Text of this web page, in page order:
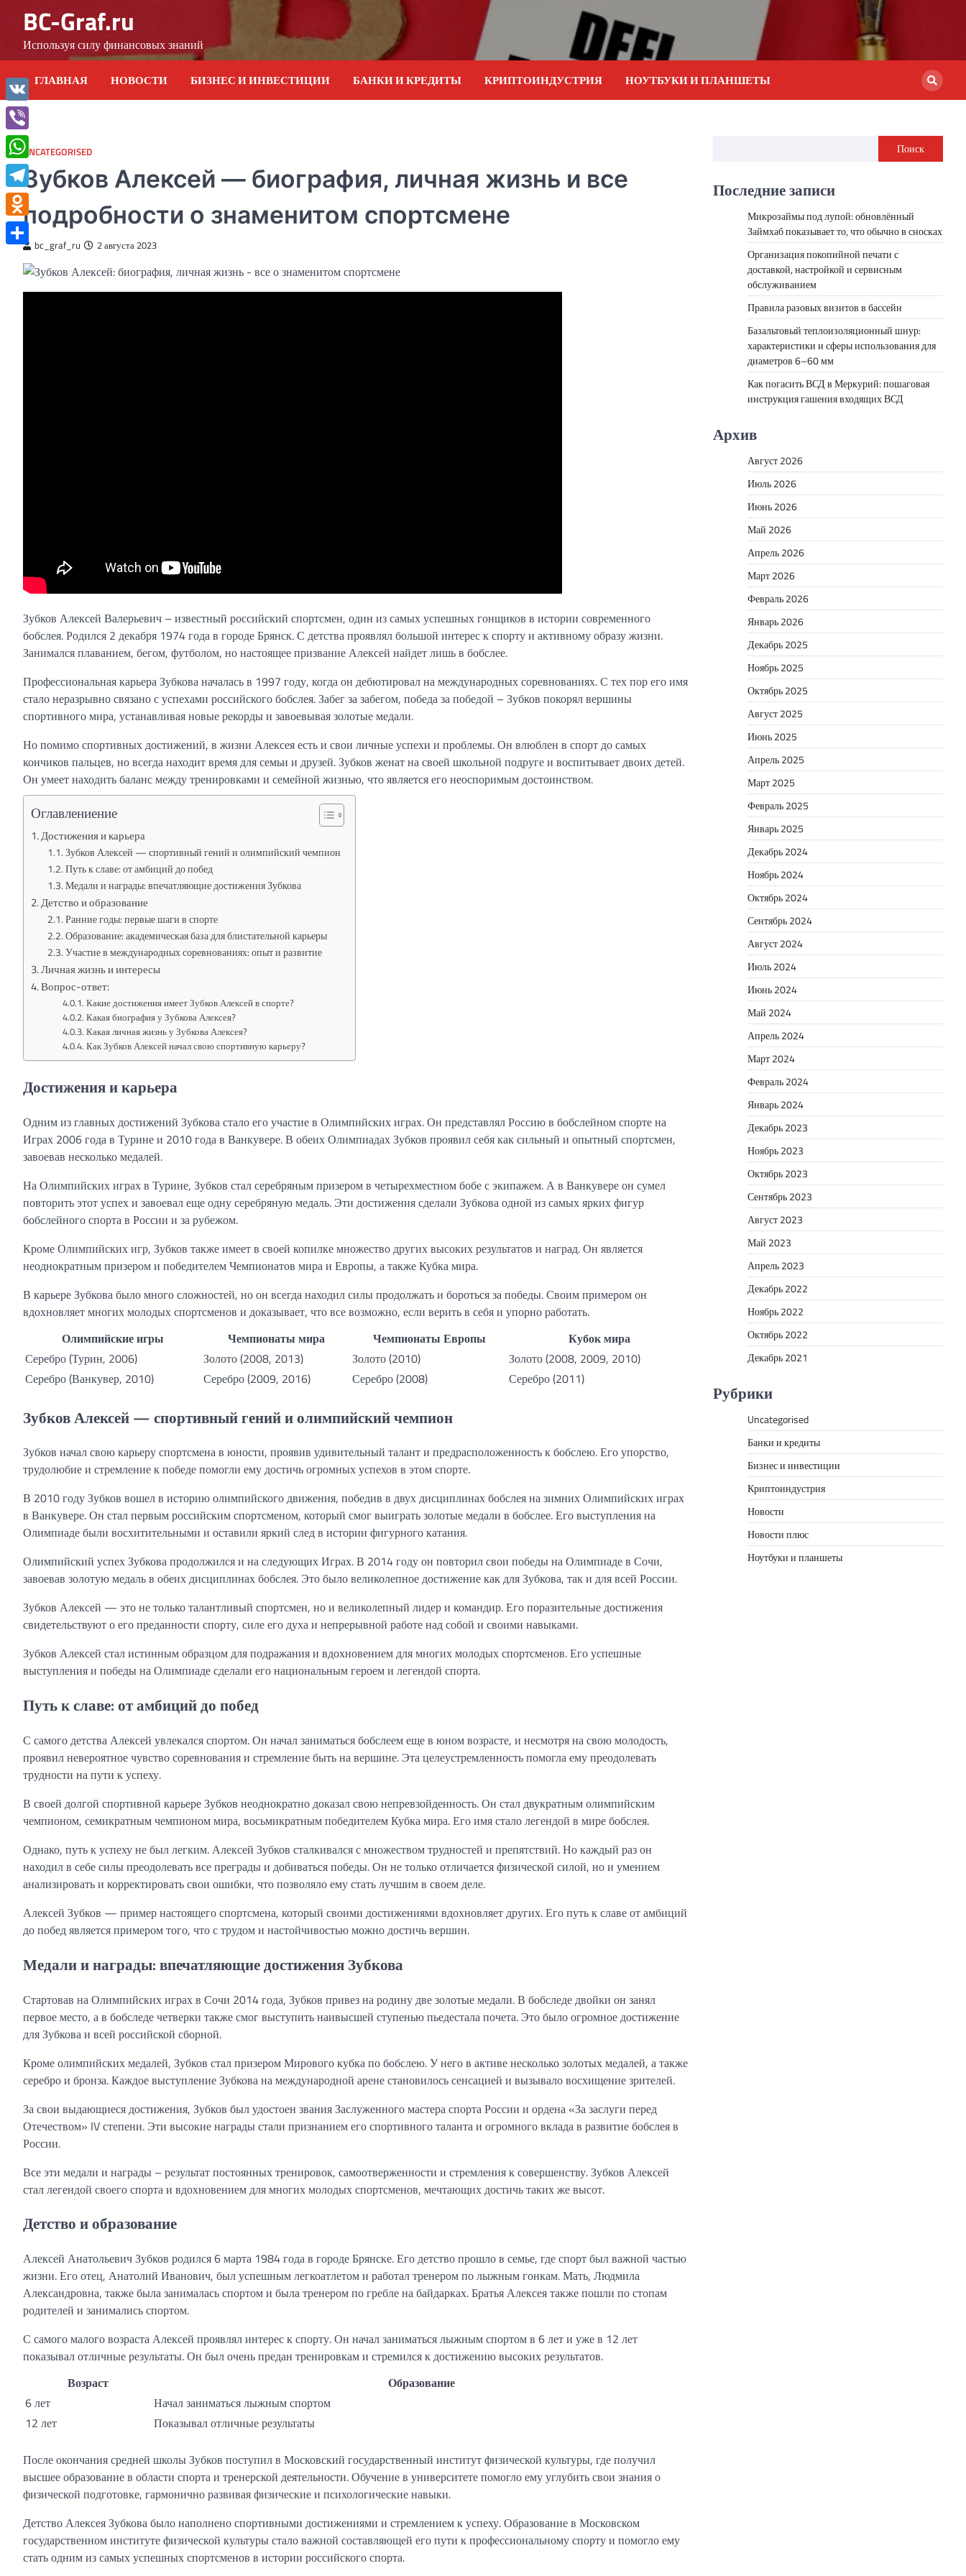
content
BC-Graf.ru
Используя силу финансовых знаний
ГЛАВНАЯ НОВОСТИ БИЗНЕС И ИНВЕСТИЦИИ БАНКИ И КРЕДИТЫ КРИПТОИНДУСТРИЯ НОУТБУКИ И ПЛАНШЕТЫ
UNCATEGORISED
Зубков Алексей — биография, личная жизнь и все
подробности о знаменитом спортсмене
bc_graf_ru 2 августа 2023
Зубков Алексей Валерьевич – известный российский спортсмен, один из самых успешных гонщиков в истории современного
бобслея. Родился 2 декабря 1974 года в городе Брянск. С детства проявлял большой интерес к спорту и активному образу жизни.
Занимался плаванием, бегом, футболом, но настоящее призвание Алексей найдет лишь в бобслее.
Профессиональная карьера Зубкова началась в 1997 году, когда он дебютировал на международных соревнованиях. С тех пор его имя
стало неразрывно связано с успехами российского бобслея. Забег за забегом, победа за победой – Зубков покорял вершины
спортивного мира, устанавливая новые рекорды и завоевывая золотые медали.
Но помимо спортивных достижений, в жизни Алексея есть и свои личные успехи и проблемы. Он влюблен в спорт до самых
кончиков пальцев, но всегда находит время для семьи и друзей. Зубков женат на своей школьной подруге и воспитывает двоих детей.
Он умеет находить баланс между тренировками и семейной жизнью, что является его неоспоримым достоинством.
Оглавлениение
Достижения и карьера
Зубков Алексей — спортивный гений и олимпийский чемпион
Путь к славе: от амбиций до побед
Медали и награды: впечатляющие достижения Зубкова
Детство и образование
Ранние годы: первые шаги в спорте
Образование: академическая база для блистательной карьеры
Участие в международных соревнованиях: опыт и развитие
Личная жизнь и интересы
Вопрос-ответ:
Какие достижения имеет Зубков Алексей в спорте?
Какая биография у Зубкова Алексея?
Какая личная жизнь у Зубкова Алексея?
Как Зубков Алексей начал свою спортивную карьеру?
Достижения и карьера
Одним из главных достижений Зубкова стало его участие в Олимпийских играх. Он представлял Россию в бобслейном спорте на
Играх 2006 года в Турине и 2010 года в Ванкувере. В обеих Олимпиадах Зубков проявил себя как сильный и опытный спортсмен,
завоевав несколько медалей.
На Олимпийских играх в Турине, Зубков стал серебряным призером в четырехместном бобе с экипажем. А в Ванкувере он сумел
повторить этот успех и завоевал еще одну серебряную медаль. Эти достижения сделали Зубкова одной из самых ярких фигур
бобслейного спорта в России и за рубежом.
Кроме Олимпийских игр, Зубков также имеет в своей копилке множество других высоких результатов и наград. Он является
неоднократным призером и победителем Чемпионатов мира и Европы, а также Кубка мира.
В карьере Зубкова было много сложностей, но он всегда находил силы продолжать и бороться за победы. Своим примером он
вдохновляет многих молодых спортсменов и доказывает, что все возможно, если верить в себя и упорно работать.
Олимпийские игры
Чемпионаты мира Чемпионаты Европы
Кубок мира
Серебро (Турин, 2006)
Золото (2008, 2013) Золото (2010)
Золото (2008, 2009, 2010)
Серебро (Ванкувер, 2010)
Серебро (2009, 2016) Серебро (2008) Серебро (2011)
Зубков Алексей — спортивный гений и олимпийский чемпион
Зубков начал свою карьеру спортсмена в юности, проявив удивительный талант и предрасположенность к бобслею. Его упорство,
трудолюбие и стремление к победе помогли ему достичь огромных успехов в этом спорте.
В 2010 году Зубков вошел в историю олимпийского движения, победив в двух дисциплинах бобслея на зимних Олимпийских играх
в Ванкувере. Он стал первым российским спортсменом, который смог выиграть золотые медали в бобслее. Его выступления на
Олимпиаде были восхитительными и оставили яркий след в истории фигурного катания.
Олимпийский успех Зубкова продолжился и на следующих Играх. В 2014 году он повторил свои победы на Олимпиаде в Сочи,
завоевав золотую медаль в обеих дисциплинах бобслея. Это было великолепное достижение как для Зубкова, так и для всей России.
Зубков Алексей — это не только талантливый спортсмен, но и великолепный лидер и командир. Его поразительные достижения
свидетельствуют о его преданности спорту, силе его духа и непрерывной работе над собой и своими навыками.
Зубков Алексей стал истинным образцом для подражания и вдохновением для многих молодых спортсменов. Его успешные
выступления и победы на Олимпиаде сделали его национальным героем и легендой спорта.
Путь к славе: от амбиций до побед
С самого детства Алексей увлекался спортом. Он начал заниматься бобслеем еще в юном возрасте, и несмотря на свою молодость,
проявил невероятное чувство соревнования и стремление быть на вершине. Эта целеустремленность помогла ему преодолевать
трудности на пути к успеху.
В своей долгой спортивной карьере Зубков неоднократно доказал свою непревзойденность. Он стал двукратным олимпийским
чемпионом, семикратным чемпионом мира, восьмикратным победителем Кубка мира. Его имя стало легендой в мире бобслея.
Однако, путь к успеху не был легким. Алексей Зубков сталкивался с множеством трудностей и препятствий. Но каждый раз он
находил в себе силы преодолевать все преграды и добиваться победы. Он не только отличается физической силой, но и умением
анализировать и корректировать свои ошибки, что позволяло ему стать лучшим в своем деле.
Алексей Зубков — пример настоящего спортсмена, который своими достижениями вдохновляет других. Его путь к славе от амбиций
до побед является примером того, что с трудом и настойчивостью можно достичь вершин.
Медали и награды: впечатляющие достижения Зубкова
Стартовав на Олимпийских играх в Сочи 2014 года, Зубков привез на родину две золотые медали. В бобследе двойки он занял
первое место, а в бобследе четверки также смог выступить наивысшей ступенью пьедестала почета. Это было огромное достижение
для Зубкова и всей российской сборной.
Кроме олимпийских медалей, Зубков стал призером Мирового кубка по бобслею. У него в активе несколько золотых медалей, а также
серебро и бронза. Каждое выступление Зубкова на международной арене становилось сенсацией и вызывало восхищение зрителей.
За свои выдающиеся достижения, Зубков был удостоен звания Заслуженного мастера спорта России и ордена «За заслуги перед
Отечеством» IV степени. Эти высокие награды стали признанием его спортивного таланта и огромного вклада в развитие бобслея в
России.
Все эти медали и награды – результат постоянных тренировок, самоотверженности и стремления к совершенству. Зубков Алексей
стал легендой своего спорта и вдохновением для многих молодых спортсменов, мечтающих достичь таких же высот.
Детство и образование
Алексей Анатольевич Зубков родился 6 марта 1984 года в городе Брянске. Его детство прошло в семье, где спорт был важной частью
жизни. Его отец, Анатолий Иванович, был успешным легкоатлетом и работал тренером по лыжным гонкам. Мать, Людмила
Александровна, также была занималась спортом и была тренером по гребле на байдарках. Братья Алексея также пошли по стопам
родителей и занимались спортом.
С самого малого возраста Алексей проявлял интерес к спорту. Он начал заниматься лыжным спортом в 6 лет и уже в 12 лет
показывал отличные результаты. Он был очень предан тренировкам и стремился к достижению высоких результатов.
Возраст
Образование
6 лет
Начал заниматься лыжным спортом
12 лет
Показывал отличные результаты
После окончания средней школы Зубков поступил в Московский государственный институт физической культуры, где получил
высшее образование в области спорта и тренерской деятельности. Обучение в университете помогло ему углубить свои знания о
физической подготовке, гармонично развивая физические и психологические навыки.
Детство Алексея Зубкова было наполнено спортивными достижениями и стремлением к успеху. Образование в Московском
государственном институте физической культуры стало важной составляющей его пути к профессиональному спорту и помогло ему
стать одним из самых успешных спортсменов в истории российского спорта.
Поиск
Последние записи
Микрозаймы под лупой: обновлённый
Займхаб показывает то, что обычно в сносках
Организация покопийной печати с
доставкой, настройкой и сервисным
обслуживанием
Правила разовых визитов в бассейн
Базальтовый теплоизоляционный шнур:
характеристики и сферы использования для
диаметров 6–60 мм
Как погасить ВСД в Меркурий: пошаговая
инструкция гашения входящих ВСД
Архив
Август 2026
Июль 2026
Июнь 2026
Май 2026
Апрель 2026
Март 2026
Февраль 2026
Январь 2026
Декабрь 2025
Ноябрь 2025
Октябрь 2025
Август 2025
Июнь 2025
Апрель 2025
Март 2025
Февраль 2025
Январь 2025
Декабрь 2024
Ноябрь 2024
Октябрь 2024
Сентябрь 2024
Август 2024
Июль 2024
Июнь 2024
Май 2024
Апрель 2024
Март 2024
Февраль 2024
Январь 2024
Декабрь 2023
Ноябрь 2023
Октябрь 2023
Сентябрь 2023
Август 2023
Май 2023
Апрель 2023
Декабрь 2022
Ноябрь 2022
Октябрь 2022
Декабрь 2021
Рубрики
Uncategorised
Банки и кредиты
Бизнес и инвестиции
Криптоиндустрия
Новости
Новости плюс
Ноутбуки и планшеты
VK
Viber
WhatsApp
Telegram
Odnoklassniki
Отправить